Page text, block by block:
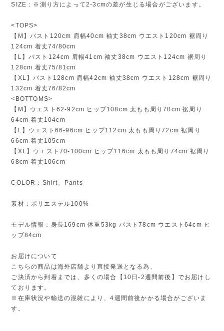
SIZE：※測り方によって2-3cmの差が生じる場合がございます。
<TOPS>
【M】バスト120cm 肩幅40cm 袖丈38cm ウエスト120cm 裾周り
124cm 着丈74/80cm
【L】バスト124cm 肩幅41cm 袖丈38cm ウエスト124cm 裾周り
128cm 着丈75/81cm
【XL】バスト128cm 肩幅42cm 袖丈38cm ウエスト128cm 裾周り
132cm 着丈76/82cm
<BOTTOMS>
【M】ウエスト62-92cm ヒップ108cm 太もも周り70cm 裾周り
64cm 着丈104cm
【L】ウエスト66-96cm ヒップ112cm 太もも周り72cm 裾周り
66cm 着丈105cm
【XL】ウエスト70-100cm ヒップ116cm 太もも周り74cm 裾周り
68cm 着丈106cm
COLOR：Shirt、Pants
素材：ポリエステル100%
モデル情報：身長169cm 体重53kg バスト78cm ウエスト64cm ヒ
ップ84cm
お届けについて
こちらの商品は海外店舗より直接発送となる為、
ご決済から到着までは、多くの場合【10日-2週間前後】でお届けし
ております。
※在庫状況や輸送の混雑により、4週間前後かかる場合がございま
す。